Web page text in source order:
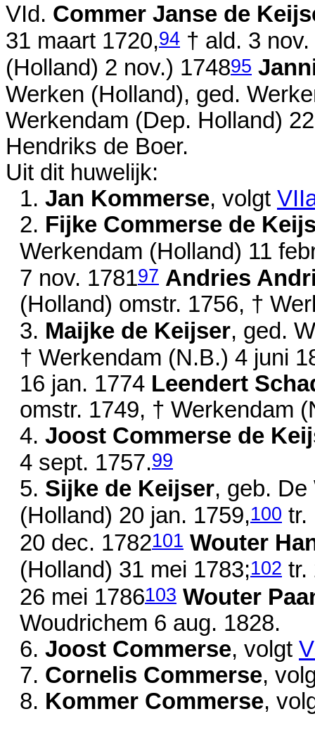
VId. Commer Janse de
31 maart 1720,94 † ald. 3
(Holland) 2 nov.) 174895
Werken (Holland), ged.
Werkendam (Dep. Holland)
Hendriks de Boer.
Uit dit huwelijk:
1. Jan Kommerse, volgt
2. Fijke Commerse de
Werkendam (Holland) 11
7 nov. 178197 Andries
(Holland) omstr. 1756, †
3. Maijke de Keijser, ged.
† Werkendam (N.B.) 4 juni
16 jan. 1774 Leendert
omstr. 1749, † Werkendam
4. Joost Commerse de
4 sept. 1757.99
5. Sijke de Keijser, geb.
(Holland) 20 jan. 1759,100 tr.
20 dec. 1782101 Wouter
(Holland) 31 mei 1783;102 tr.
26 mei 1786103 Wouter
Woudrichem 6 aug. 1828.
6. Joost Commerse, volgt
7. Cornelis Commerse,
8. Kommer Commerse,